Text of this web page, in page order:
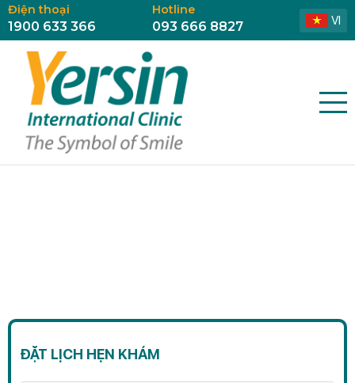
Điện thoại
1900 633 366
Hotline
093 666 8827 VI
ĐẶT LỊCH HẸN KHÁM